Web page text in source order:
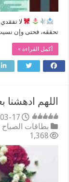
لا
تحققه، فحتى وإن
أكمل القراءة »
اللهم ادهشنا
17
بطاقات الصباح
1,368